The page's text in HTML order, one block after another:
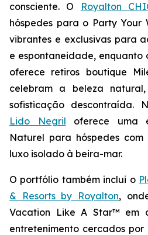
consciente. O
Royalton
hóspedes para o Party Your
vibrantes e exclusivas para
e espontaneidade, enquanto
oferece retiros boutique
celebram a beleza
sofisticação descontraída.
Lido Negril oferece uma
Naturel para hóspedes
luxo isolado à beira-mar.
O portfólio também inclui o
& Resorts by Royalton,
Vacation Like A Star™ em
entretenimento cercados